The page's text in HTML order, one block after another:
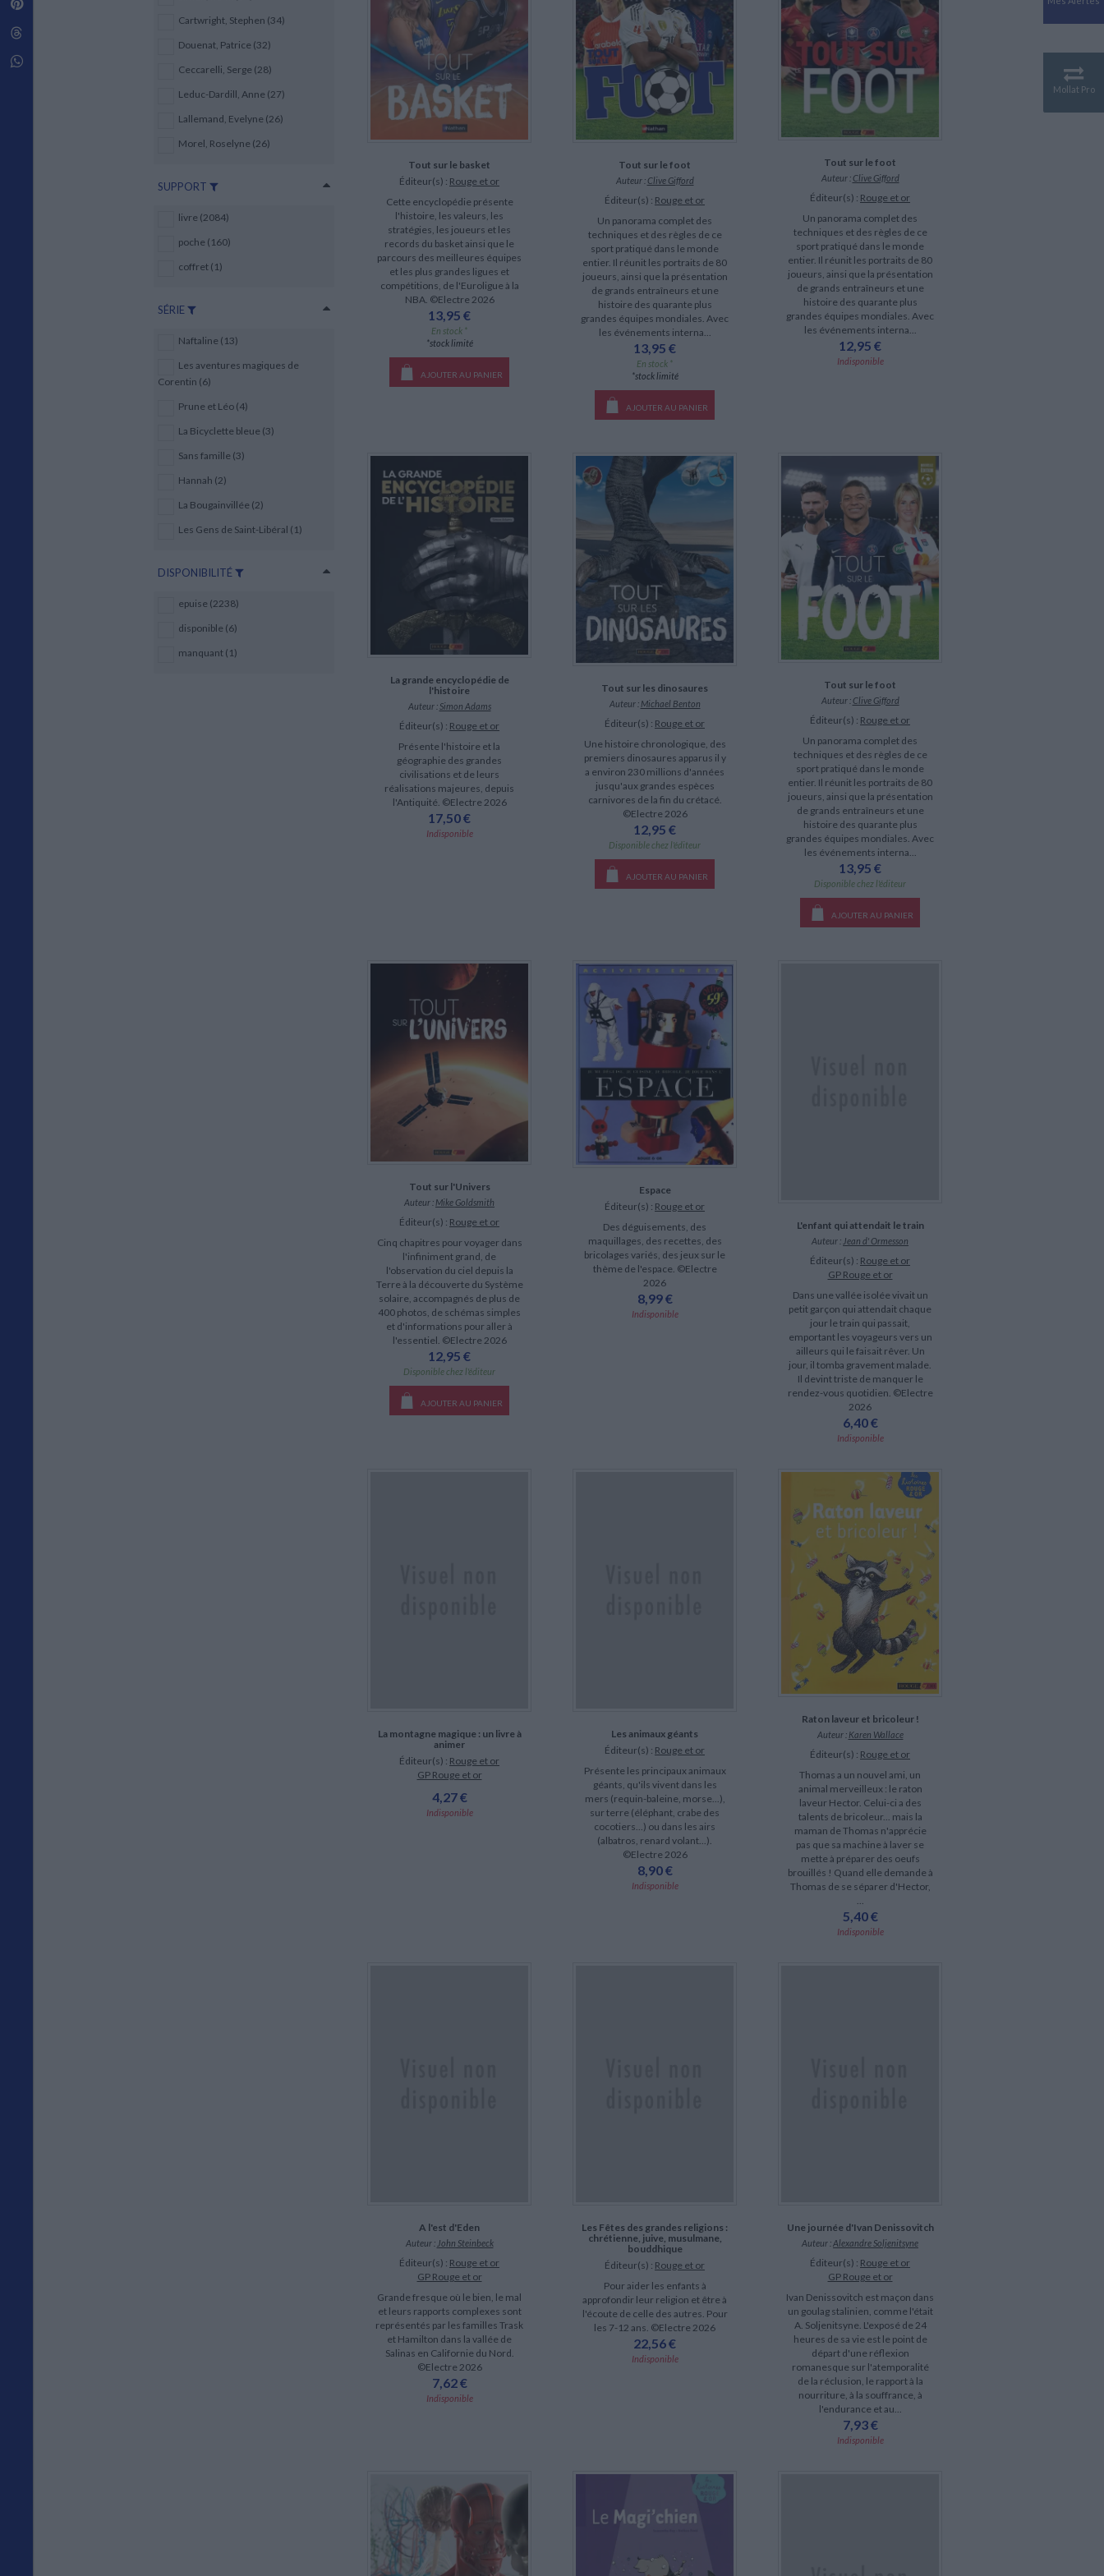
CHARGEMENT...
Mollat Pro
LITTÉRATURE DE VOYAGE
Récits des voyageurs et des
explorateurs
Vie familiale
SOCIOLOGIE
Travail social
Santé et société
ETHNOLOGIE
Anthropologie
Relations et politiques
internationales
Sécurité nationale - Défense
ECOLOGIE - ENVIRONNEMENT
Ecologie
Histoire moderne
Histoire contemporaine
BIOGRAPHIES HISTORIQUES
Biographies historiques
HISTOIRE - GÉNÉRALITÉS
Historiographie
Etudes historiques
Franc-maçonnerie
Antiquité
Mythologies
GÉOGRAPHIE
Géographie - Démographie -
Territoire
CULTURE SCIENTIFIQUE
Essais scientifique
Matériaux de l’architecture
Urbanisme
Disciplines paramédicales
Dictionnaires Français
Dictionnaires Bilingues
Langues universitaires -
Dictionnaires et méthodes
Méthodes Langues Grand public
Français langues étrangères
Cartwright, Stephen (34)
Douenat, Patrice (32)
Ceccarelli, Serge (28)
Leduc-Dardill, Anne (27)
Lallemand, Evelyne (26)
Morel, Roselyne (26)
SUPPORT
livre (2084)
poche (160)
coffret (1)
SÉRIE
Naftaline (13)
Les aventures magiques de
Corentin (6)
Prune et Léo (4)
La Bicyclette bleue (3)
Sans famille (3)
Hannah (2)
La Bougainvillée (2)
Les Gens de Saint-Libéral (1)
DISPONIBILITÉ
epuise (2238)
disponible (6)
manquant (1)
Tout sur le basket
Éditeur(s) : Rouge et or
Cette encyclopédie présente
l'histoire, les valeurs, les
stratégies, les joueurs et les
records du basket ainsi que le
parcours des meilleures équipes
et les plus grandes ligues et
compétitions, de l'Euroligue à la
NBA. ©Electre 2026
13,95 €
En stock *
*stock limité
AJOUTER AU PANIER
Tout sur le foot
Auteur : Clive Gifford
Éditeur(s) : Rouge et or
Un panorama complet des
techniques et des règles de ce
sport pratiqué dans le monde
entier. Il réunit les portraits de 80
joueurs, ainsi que la présentation
de grands entraîneurs et une
histoire des quarante plus
grandes équipes mondiales. Avec
les événements interna...
13,95 €
En stock *
*stock limité
AJOUTER AU PANIER
Tout sur le foot
Auteur : Clive Gifford
Éditeur(s) : Rouge et or
Un panorama complet des
techniques et des règles de ce
sport pratiqué dans le monde
entier. Il réunit les portraits de 80
joueurs, ainsi que la présentation
de grands entraîneurs et une
histoire des quarante plus
grandes équipes mondiales. Avec
les événements interna...
12,95 €
Indisponible
La grande encyclopédie de
l'histoire
Auteur : Simon Adams
Éditeur(s) : Rouge et or
Présente l'histoire et la
géographie des grandes
civilisations et de leurs
réalisations majeures, depuis
l'Antiquité. ©Electre 2026
17,50 €
Indisponible
Tout sur les dinosaures
Auteur : Michael Benton
Éditeur(s) : Rouge et or
Une histoire chronologique, des
premiers dinosaures apparus il y
a environ 230 millions d'années
jusqu'aux grandes espèces
carnivores de la fin du crétacé.
©Electre 2026
12,95 €
Disponible chez l'éditeur
AJOUTER AU PANIER
Tout sur le foot
Auteur : Clive Gifford
Éditeur(s) : Rouge et or
Un panorama complet des
techniques et des règles de ce
sport pratiqué dans le monde
entier. Il réunit les portraits de 80
joueurs, ainsi que la présentation
de grands entraîneurs et une
histoire des quarante plus
grandes équipes mondiales. Avec
les événements interna...
13,95 €
Disponible chez l'éditeur
AJOUTER AU PANIER
Tout sur l'Univers
Auteur : Mike Goldsmith
Éditeur(s) : Rouge et or
Cinq chapitres pour voyager dans
l'infiniment grand, de
l'observation du ciel depuis la
Terre à la découverte du Système
solaire, accompagnés de plus de
400 photos, de schémas simples
et d'informations pour aller à
l'essentiel. ©Electre 2026
12,95 €
Disponible chez l'éditeur
AJOUTER AU PANIER
Espace
Éditeur(s) : Rouge et or
Des déguisements, des
maquillages, des recettes, des
bricolages variés, des jeux sur le
thème de l'espace. ©Electre
2026
8,99 €
Indisponible
L'enfant qui attendait le train
Auteur : Jean d' Ormesson
Éditeur(s) : Rouge et or
GP Rouge et or
Dans une vallée isolée vivait un
petit garçon qui attendait chaque
jour le train qui passait,
emportant les voyageurs vers un
ailleurs qui le faisait rêver. Un
jour, il tomba gravement malade.
Il devint triste de manquer le
rendez-vous quotidien. ©Electre
2026
6,40 €
Indisponible
La montagne magique : un livre à
animer
Éditeur(s) : Rouge et or
GP Rouge et or
4,27 €
Indisponible
Les animaux géants
Éditeur(s) : Rouge et or
Présente les principaux animaux
géants, qu'ils vivent dans les
mers (requin-baleine, morse...),
sur terre (éléphant, crabe des
cocotiers...) ou dans les airs
(albatros, renard volant...).
©Electre 2026
8,90 €
Indisponible
Raton laveur et bricoleur !
Auteur : Karen Wallace
Éditeur(s) : Rouge et or
Thomas a un nouvel ami, un
animal merveilleux : le raton
laveur Hector. Celui-ci a des
talents de bricoleur... mais la
maman de Thomas n'apprécie
pas que sa machine à laver se
mette à préparer des oeufs
brouillés ! Quand elle demande à
Thomas de se séparer d'Hector,
...
5,40 €
Indisponible
A l'est d'Eden
Auteur : John Steinbeck
Éditeur(s) : Rouge et or
GP Rouge et or
Grande fresque où le bien, le mal
et leurs rapports complexes sont
représentés par les familles Trask
et Hamilton dans la vallée de
Salinas en Californie du Nord.
©Electre 2026
7,62 €
Indisponible
Les Fêtes des grandes religions :
chrétienne, juive, musulmane,
bouddhique
Éditeur(s) : Rouge et or
Pour aider les enfants à
approfondir leur religion et être à
l'écoute de celle des autres. Pour
les 7-12 ans. ©Electre 2026
22,56 €
Indisponible
Une journée d'Ivan Denissovitch
Auteur :Alexandre Soljenitsyne
Éditeur(s) : Rouge et or
GP Rouge et or
Ivan Denissovitch est maçon dans
un goulag stalinien, comme l'était
A. Soljenitsyne. L'exposé de 24
heures de sa vie est le point de
départ d'une réflexion
romanesque sur l'atemporalité
de la réclusion, le rapport à la
nourriture, à la souffrance, à
l'endurance et au...
7,93 €
Indisponible